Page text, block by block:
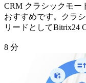
CRM クラシックモー
おすすめです。クラ
リードとしてBitrix24
8 分